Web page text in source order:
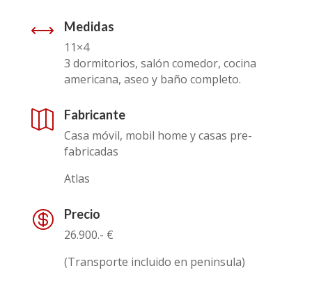
,
Medidas
11×4
3 dormitorios, salón comedor, cocina
americana, aseo y baño completo.

Fabricante
Casa móvil, mobil home y casas pre-
fabricadas
Atlas

Precio
26.900.- €
(Transporte incluido en peninsula)